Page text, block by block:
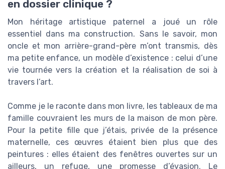
en dossier clinique ?
Mon héritage artistique paternel a joué un rôle
essentiel dans ma construction. Sans le savoir, mon
oncle et mon arrière-grand-père m’ont transmis, dès
ma petite enfance, un modèle d’existence : celui d’une
vie tournée vers la création et la réalisation de soi à
travers l’art.
Comme je le raconte dans mon livre, les tableaux de ma
famille couvraient les murs de la maison de mon père.
Pour la petite fille que j’étais, privée de la présence
maternelle, ces œuvres étaient bien plus que des
peintures : elles étaient des fenêtres ouvertes sur un
ailleurs, un refuge, une promesse d’évasion. Le